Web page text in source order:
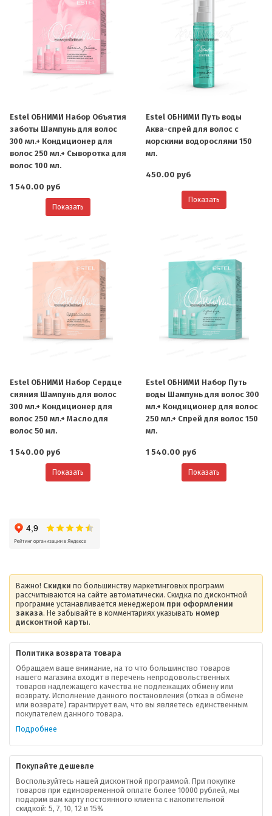
Estel ОБНИМИ Набор Объятия
заботы Шампунь для волос
300 мл.+ Кондиционер для
волос 250 мл.+ Сыворотка для
волос 100 мл.
1 540.00 руб
Показать
Estel ОБНИМИ Путь воды
Аква-спрей для волос с
морскими водорослями 150
мл.
450.00 руб
Показать
Estel ОБНИМИ Набор Сердце
сияния Шампунь для волос
300 мл.+ Кондиционер для
волос 250 мл.+ Масло для
волос 50 мл.
1 540.00 руб
Показать
Estel ОБНИМИ Набор Путь
воды Шампунь для волос 300
мл.+ Кондиционер для волос
250 мл.+ Спрей для волос 150
мл.
1 540.00 руб
Показать
Важно! Скидки по большинству маркетинговых программ
рассчитываются на сайте автоматически. Скидка по дисконтной
программе устанавливается менеджером при оформлении
заказа. Не забывайте в комментариях указывать номер
дисконтной карты.
Политика возврата товара
Обращаем ваше внимание, на то что большинство товаров
нашего магазина входит в перечень непродовольственных
товаров надлежащего качества не подлежащих обмену или
возврату. Исполнение данного постановления (отказ в обмене
или возврате) гарантирует вам, что вы являетесь единственным
покупателем данного товара.
Подробнее
Покупайте дешевле
Воспользуйтесь нашей дисконтной программой. При покупке
товаров при единовременной оплате более 10000 рублей, мы
подарим вам карту постоянного клиента с накопительной
скидкой: 5, 7, 10, 12 и 15%
О компании
Ваша скидка
Контактная информация
В помощь покупателю